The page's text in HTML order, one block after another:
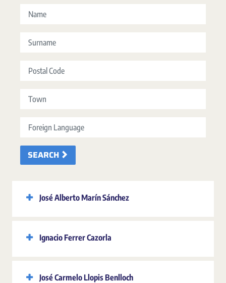
Postal Code
Foreign Language
SEARCH
José Alberto Marín Sánchez
Ignacio Ferrer Cazorla
José Carmelo Llopis Benlloch